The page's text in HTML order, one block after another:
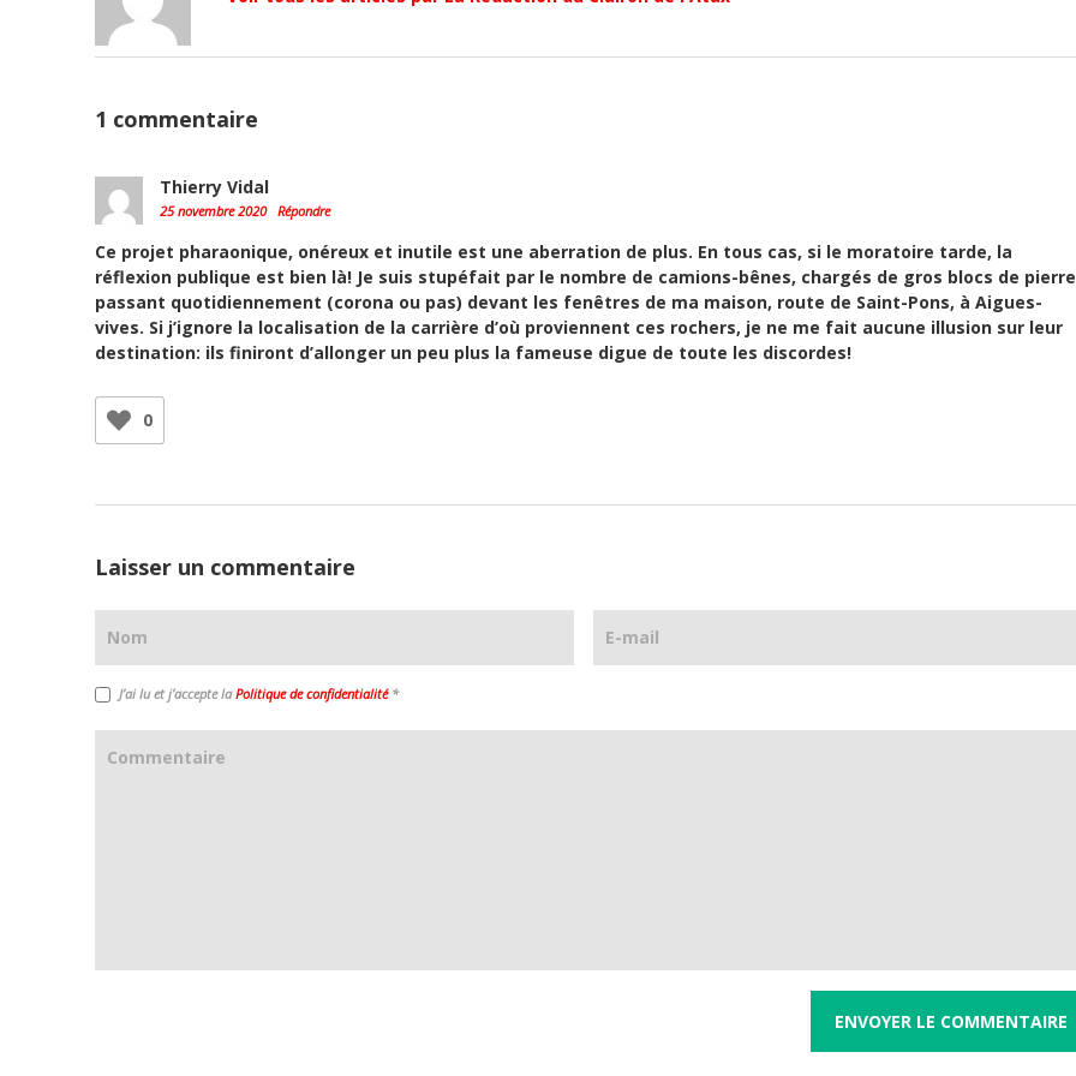
1 commentaire
Thierry Vidal
25 novembre 2020 Répondre
Ce projet pharaonique, onéreux et inutile est une aberration de plus. En tous cas, si le moratoire tarde, la
réflexion publique est bien là! Je suis stupéfait par le nombre de camions-bênes, chargés de gros blocs de
passant quotidiennement (corona ou pas) devant les fenêtres de ma maison, route de Saint-Pons, à Aigues-
vives. Si j’ignore la localisation de la carrière d’où proviennent ces rochers, je ne me fait aucune illusion sur leur
destination: ils finiront d’allonger un peu plus la fameuse digue de toute les discordes!
0
Laisser un commentaire
J’ai lu et j’accepte laPolitique de confidentialité *